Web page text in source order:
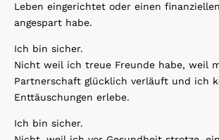
Leben eingerichtet oder einen
angespart habe.
Ich bin sicher.
Nicht weil ich treue Freunde habe, weil
Partnerschaft glücklich verläuft und ich
Enttäuschungen erlebe.
Ich bin sicher.